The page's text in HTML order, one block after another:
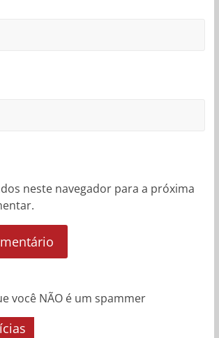
neste navegador para a próxima
você NÃO é um spammer